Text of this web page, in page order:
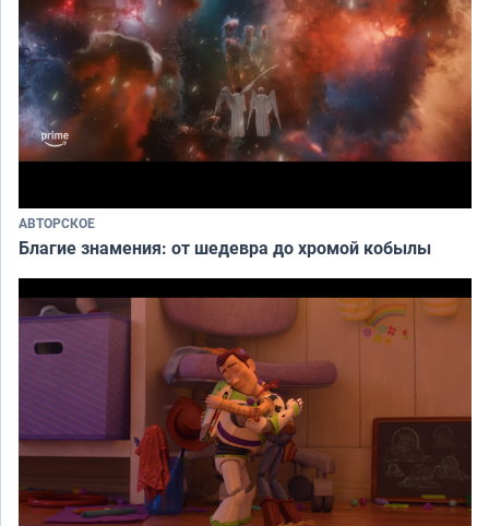
АВТОРСКОЕ
Благие знамения: от шедевра до хромой кобылы